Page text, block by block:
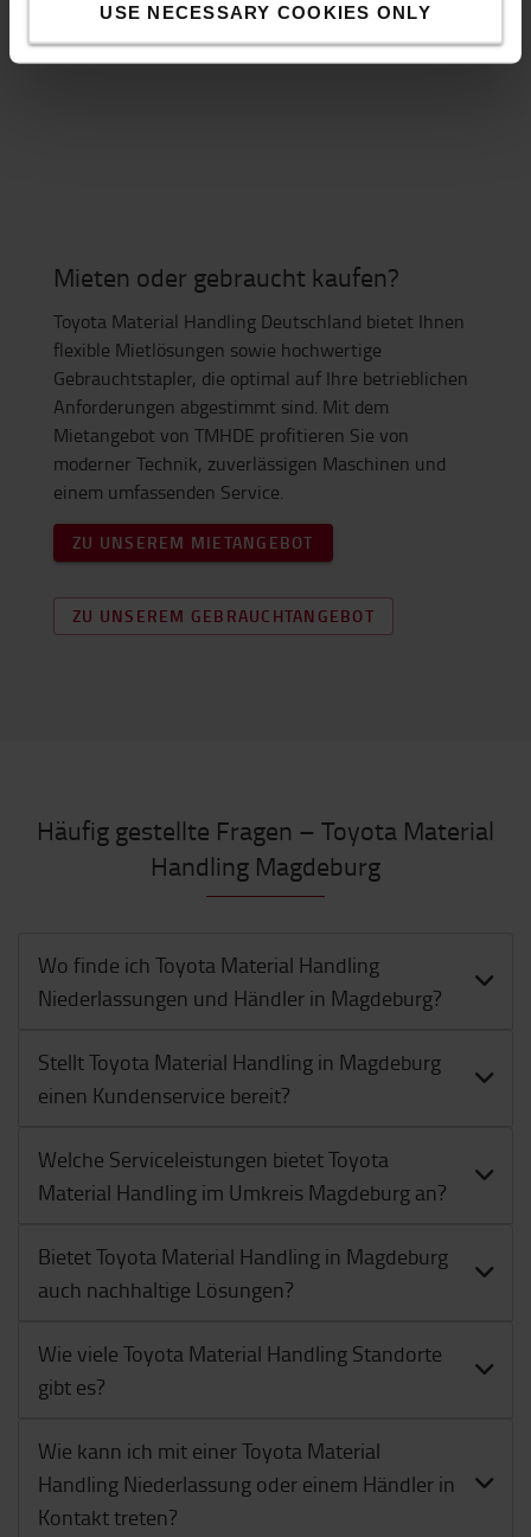
USE NECESSARY COOKIES ONLY
Mehr erfahren
Mieten oder gebraucht kaufen?
Toyota Material Handling Deutschland bietet Ihnen
flexible Mietlösungen sowie hochwertige
Gebrauchtstapler, die optimal auf Ihre betrieblichen
Anforderungen abgestimmt sind. Mit dem
Mietangebot von TMHDE profitieren Sie von
moderner Technik, zuverlässigen Maschinen und
einem umfassenden Service.
ZU UNSEREM MIETANGEBOT
ZU UNSEREM GEBRAUCHTANGEBOT
Häufig gestellte Fragen – Toyota Material
Handling Magdeburg
Wo finde ich Toyota Material Handling
Niederlassungen und Händler in Magdeburg?
Stellt Toyota Material Handling in Magdeburg
einen Kundenservice bereit?
Welche Serviceleistungen bietet Toyota
Material Handling im Umkreis Magdeburg an?
Bietet Toyota Material Handling in Magdeburg
auch nachhaltige Lösungen?
Wie viele Toyota Material Handling Standorte
gibt es?
Wie kann ich mit einer Toyota Material
Handling Niederlassung oder einem Händler in
Kontakt treten?